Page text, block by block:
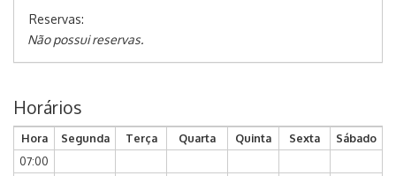
Reservas:
Não possui reservas.
Horários
Hora Segunda Terça Quarta Quinta Sexta
Sábado
07:00